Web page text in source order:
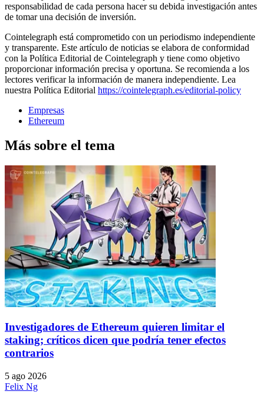
responsabilidad de cada persona hacer su debida investigación antes
de tomar una decisión de inversión.
Cointelegraph está comprometido con un periodismo independiente
y transparente. Este artículo de noticias se elabora de conformidad
con la Política Editorial de Cointelegraph y tiene como objetivo
proporcionar información precisa y oportuna. Se recomienda a los
lectores verificar la información de manera independiente. Lea
nuestra Política Editorial https://cointelegraph.es/editorial-policy
Empresas
Ethereum
Más sobre el tema
Investigadores de Ethereum quieren limitar el
staking; críticos dicen que podría tener efectos
contrarios
5 ago 2026
Felix Ng